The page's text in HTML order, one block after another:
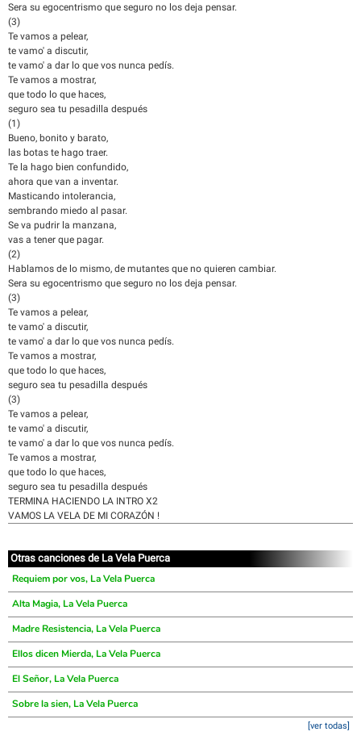
Sera su egocentrismo que seguro no los deja pensar.
(3)
Te vamos a pelear,
te vamo' a discutir,
te vamo' a dar lo que vos nunca pedís.
Te vamos a mostrar,
que todo lo que haces,
seguro sea tu pesadilla después
(1)
Bueno, bonito y barato,
las botas te hago traer.
Te la hago bien confundido,
ahora que van a inventar.
Masticando intolerancia,
sembrando miedo al pasar.
Se va pudrir la manzana,
vas a tener que pagar.
(2)
Hablamos de lo mismo, de mutantes que no quieren cambiar.
Sera su egocentrismo que seguro no los deja pensar.
(3)
Te vamos a pelear,
te vamo' a discutir,
te vamo' a dar lo que vos nunca pedís.
Te vamos a mostrar,
que todo lo que haces,
seguro sea tu pesadilla después
(3)
Te vamos a pelear,
te vamo' a discutir,
te vamo' a dar lo que vos nunca pedís.
Te vamos a mostrar,
que todo lo que haces,
seguro sea tu pesadilla después
TERMINA HACIENDO LA INTRO X2
VAMOS LA VELA DE MI CORAZÓN !
Otras canciones de La Vela Puerca
Requiem por vos, La Vela Puerca
Alta Magia, La Vela Puerca
Madre Resistencia, La Vela Puerca
Ellos dicen Mierda, La Vela Puerca
El Señor, La Vela Puerca
Sobre la sien, La Vela Puerca
[ver todas]